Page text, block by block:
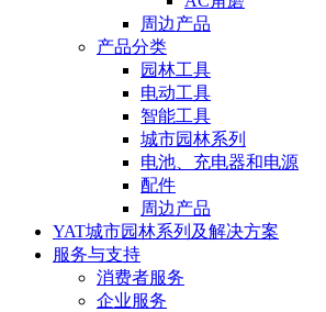
周边产品
产品分类
园林工具
电动工具
智能工具
城市园林系列
电池、充电器和电源
配件
周边产品
YAT城市园林系列及解决方案
服务与支持
消费者服务
企业服务